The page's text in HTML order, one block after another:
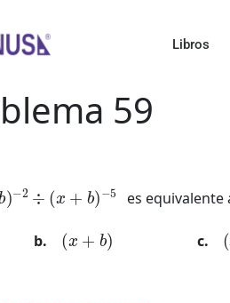
Libros
59
)− ÷ + 5
es equivalente
(x ) (x